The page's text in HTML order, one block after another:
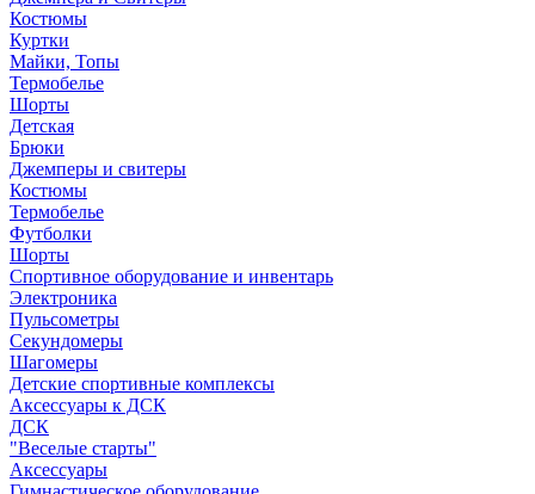
Костюмы
Куртки
Майки, Топы
Термобелье
Шорты
Детская
Брюки
Джемперы и свитеры
Костюмы
Термобелье
Футболки
Шорты
Спортивное оборудование и инвентарь
Электроника
Пульсометры
Секундомеры
Шагомеры
Детские спортивные комплексы
Аксессуары к ДСК
ДСК
"Веселые старты"
Аксессуары